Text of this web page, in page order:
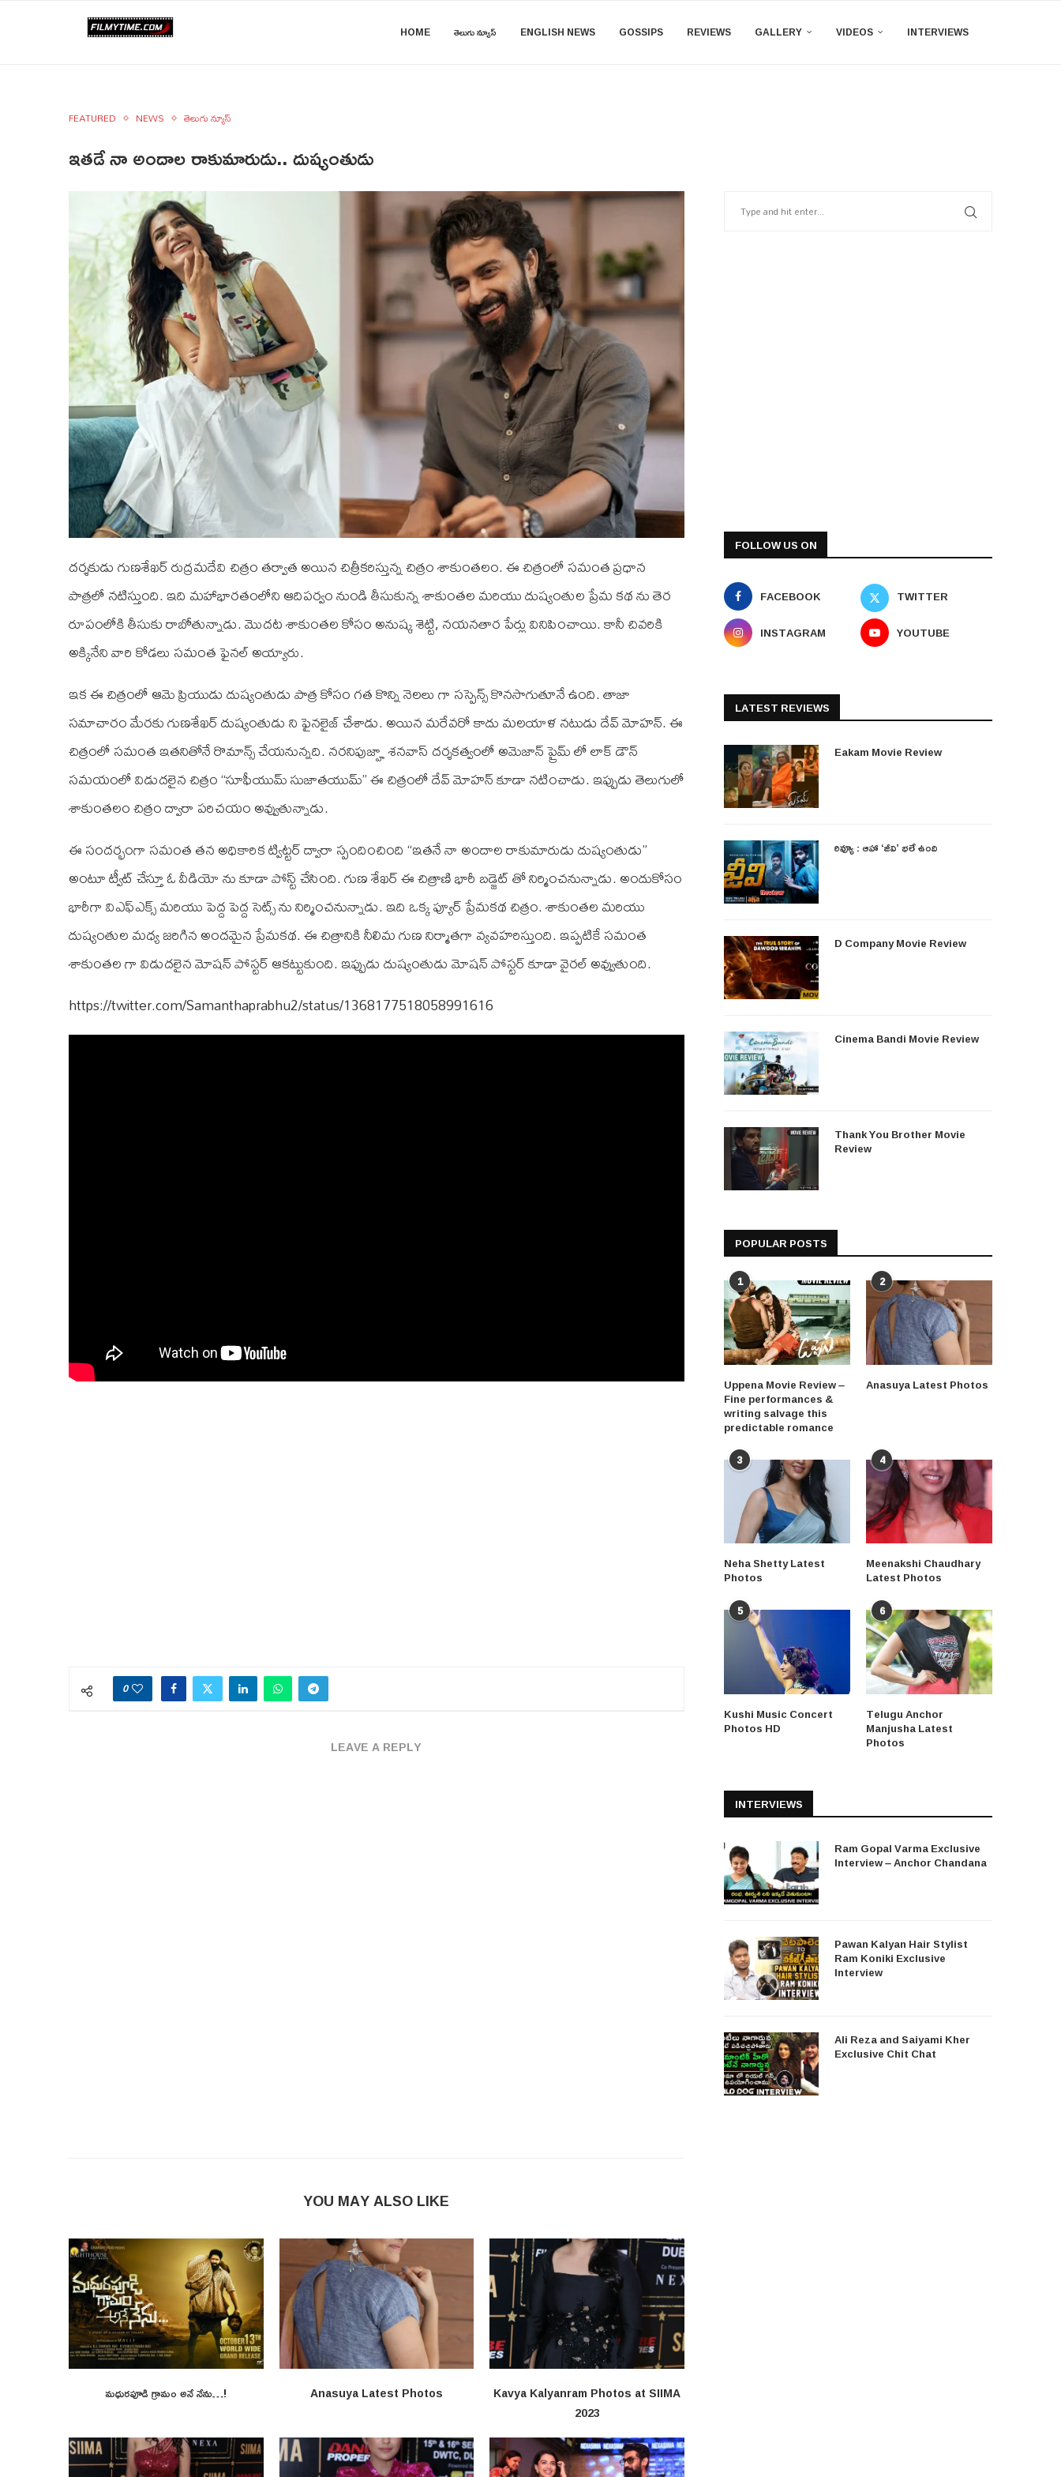
HOME తెలుగు న్యూస్ ENGLISH NEWS GOSSIPS REVIEWS GALLERY VIDEOS INTERVIEWS
FEATURED NEWS తెలుగు న్యూస్
ఇతడే నా అందాల రాకుమారుడు.. దుష్యంతుడు
దర్శకుడు గుణశేఖర్ రుద్రమదేవి చిత్రం తర్వాత అయిన చిత్రీకరిస్తున్న చిత్రం శాకుంతలం. ఈ చిత్రంలో సమంత ప్రధాన
పాత్రలో నటిస్తుంది. ఇది మహాభారతంలోని ఆదిపర్వం నుండి తీసుకున్న శాకుంతల మరియు దుష్యంతుల ప్రేమ కథ ను తెర
రూపంలోకి తీసుకు రాబోతున్నాడు. మొదట శాకుంతల కోసం అనుష్క శెట్టి, నయనతార పేర్లు వినిపించాయి. కానీ చివరికి
అక్కినేని వారి కోడలు సమంత ఫైనల్ అయ్యారు.
ఇక ఈ చిత్రంలో ఆమె ప్రియుడు దుష్యంతుడు పాత్ర కోసం గత కొన్ని నెలలు గా సస్పెన్స్ కొనసాగుతూనే ఉంది. తాజా
సమాచారం మేరకు గుణశేఖర్ దుష్యంతుడు ని ఫైనలైజ్ చేశాడు. అయిన మరేవరో కాదు మలయాళ నటుడు దేవ్ మోహన్. ఈ
చిత్రంలో సమంత ఇతనితోనే రొమాన్స్ చేయనున్నది. నరనిపుజ్హా శనవాస్ దర్శకత్వంలో అమెజాన్ ప్రైమ్ లో లాక్ డౌన్
సమయంలో విడుదలైన చిత్రం “సూఫీయుమ్ సుజాతయుమ్” ఈ చిత్రంలో దేవ్ మోహన్ కూడా నటించాడు. ఇప్పుడు తెలుగులో
శాకుంతలం చిత్రం ద్వారా పరిచయం అవ్వుతున్నాడు.
ఈ సందర్భంగా సమంత తన అధికారిక ట్విట్టర్ ద్వారా స్పందించింది “ఇతనే నా అందాల రాకుమారుడు దుష్యంతుడు”
అంటూ ట్వీట్ చేస్తూ ఓ వీడియో ను కూడా పోస్ట్ చేసింది. గుణ శేఖర్ ఈ చిత్రాణి భారీ బడ్జెట్ తో నిర్మించనున్నాడు. అందుకోసం
భారీగా వి‌ఎఫ్‌ఎక్స్ మరియు పెద్ద పెద్ద సెట్స్ ను నిర్మించనున్నాడు. ఇది ఒక్క ప్యూర్ ప్రేమకథ చిత్రం. శాకుంతల మరియు
దుష్యంతుల మధ్య జరిగిన అందమైన ప్రేమకథ. ఈ చిత్రానికి నీలిమ గుణ నిర్మాతగా వ్యవహరిస్తుంది. ఇప్పటికే సమంత
శాకుంతల గా విడుదలైన మోషన్ పోస్టర్ ఆకట్టుకుంది. ఇప్పుడు దుష్యంతుడు మోషన్ పోస్టర్ కూడా వైరల్ అవ్వుతుంది.
https://twitter.com/Samanthaprabhu2/status/1368177518058991616
0
LEAVE A REPLY
YOU MAY ALSO LIKE
మధురపూడి గ్రామం అనే నేను…! Anasuya Latest Photos
Kavya Kalyanram Photos at SIIMA
2023
FOLLOW US ON
FACEBOOK
TWITTER
INSTAGRAM
YOUTUBE
LATEST REVIEWS
Eakam Movie Review
రివ్యూ : ఆహా ‘జీవి’ భలే ఉంది
D Company Movie Review
Cinema Bandi Movie Review
Thank You Brother Movie
Review
POPULAR POSTS
1
Uppena Movie Review –
Fine performances &
writing salvage this
predictable romance
2
Anasuya Latest Photos
3
Neha Shetty Latest
Photos
4
Meenakshi Chaudhary
Latest Photos
5
Kushi Music Concert
Photos HD
6
Telugu Anchor
Manjusha Latest
Photos
INTERVIEWS
Ram Gopal Varma Exclusive
Interview – Anchor Chandana
Pawan Kalyan Hair Stylist
Ram Koniki Exclusive
Interview
Ali Reza and Saiyami Kher
Exclusive Chit Chat